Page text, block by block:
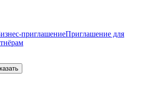
приглашениеПриглашение для